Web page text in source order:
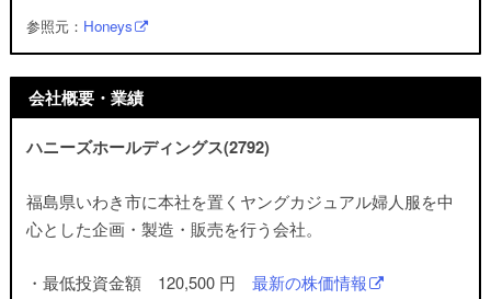
参照元： Honeys
会社概要・業績
ハニーズホールディングス(2792)
福島県いわき市に本社を置くヤングカジュアル婦人服を中
心とした企画・製造・販売を行う会社。
・最低投資金額 120,500 円最新の株価情報